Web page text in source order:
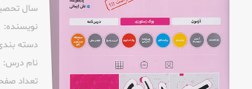
سال
نویسنده:‌
دسته
نام درس:
تعداد